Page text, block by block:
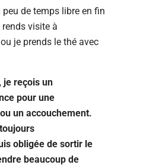
peu de temps libre en fin
rends visite à
je prends le thé avec
je reçois un
pour une
un accouchement.
obligée de sortir le
beaucoup de